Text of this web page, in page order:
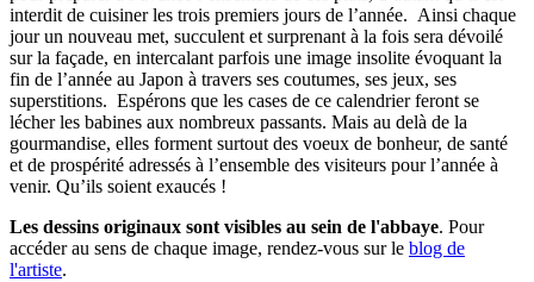
interdit de cuisiner les trois premiers jours de l’année. Ainsi chaque
jour un nouveau met, succulent et surprenant à la fois sera dévoilé
sur la façade, en intercalant parfois une image insolite évoquant la
fin de l’année au Japon à travers ses coutumes, ses jeux, ses
superstitions. Espérons que les cases de ce calendrier feront se
lécher les babines aux nombreux passants. Mais au delà de la
gourmandise, elles forment surtout des voeux de bonheur, de santé
et de prospérité adressés à l’ensemble des visiteurs pour l’année à
venir. Qu’ils soient exaucés !
Les dessins originaux sont visibles au sein de l'abbaye. Pour
accéder au sens de chaque image, rendez-vous sur le blog de
l'artiste.